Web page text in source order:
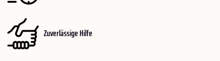
Zuverlässige Hilfe